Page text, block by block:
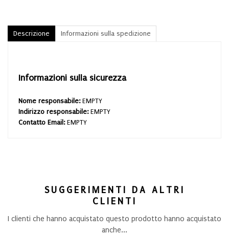
Descrizione Informazioni sulla spedizione
Informazioni sulla sicurezza
Nome responsabile: EMPTY
Indirizzo responsabile: EMPTY
Contatto Email: EMPTY
SUGGERIMENTI DA ALTRI
CLIENTI
I clienti che hanno acquistato questo prodotto hanno acquistato
anche...